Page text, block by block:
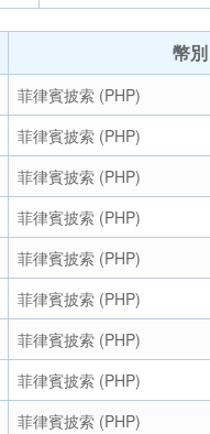
幣別
菲律賓披索 (PHP)
菲律賓披索 (PHP)
菲律賓披索 (PHP)
菲律賓披索 (PHP)
菲律賓披索 (PHP)
菲律賓披索 (PHP)
菲律賓披索 (PHP)
菲律賓披索 (PHP)
菲律賓披索 (PHP)